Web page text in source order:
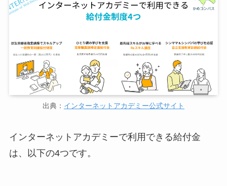
出典： インターネットアカデミー公式サイト
インターネットアカデミーで利用できる給付金
は、以下の4つです。